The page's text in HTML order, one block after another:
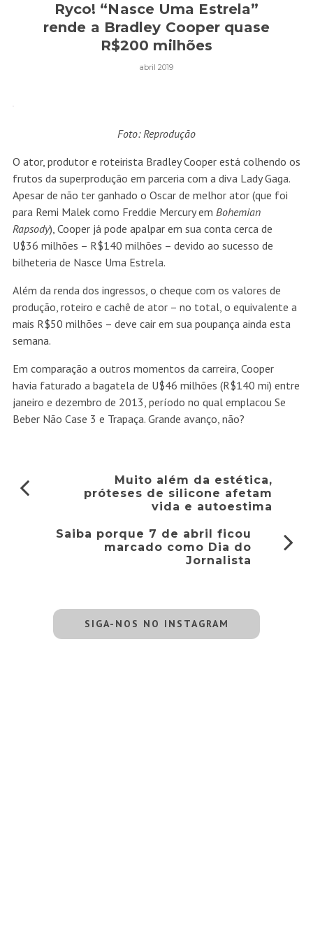
Ryco! “Nasce Uma Estrela”
rende a Bradley Cooper quase
R$200 milhões
abril 2019
Foto: Reprodução
O ator, produtor e roteirista Bradley Cooper está colhendo os
frutos da superprodução em parceria com a diva Lady Gaga.
Apesar de não ter ganhado o Oscar de melhor ator (que foi
para Remi Malek como Freddie Mercury em Bohemian
Rapsody), Cooper já pode apalpar em sua conta cerca de
U$36 milhões – R$140 milhões – devido ao sucesso de
bilheteria de Nasce Uma Estrela.
Além da renda dos ingressos, o cheque com os valores de
produção, roteiro e cachê de ator – no total, o equivalente a
mais R$50 milhões – deve cair em sua poupança ainda esta
semana.
Em comparação a outros momentos da carreira, Cooper
havia faturado a bagatela de U$46 milhões (R$140 mi) entre
janeiro e dezembro de 2013, período no qual emplacou Se
Beber Não Case 3 e Trapaça. Grande avanço, não?
Muito além da estética,
próteses de silicone afetam
vida e autoestima
Saiba porque 7 de abril ficou
marcado como Dia do
Jornalista
SIGA-NOS NO INSTAGRAM